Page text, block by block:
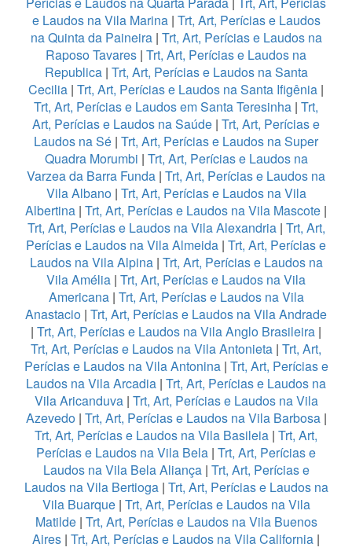
e Laudos na Vila Marina| Trt, Art, Perícias e Laudos
na Quinta da Paineira| Trt, Art, Perícias e Laudos na
Raposo Tavares | Trt, Art, Perícias e Laudos na
Republica| Trt, Art, Perícias e Laudos na Santa
Cecilia | Trt, Art, Perícias e Laudos na Santa Ifigênia |
Trt, Art, Perícias e Laudos em Santa Teresinha | Trt,
Art, Perícias e Laudos na Saúde | Trt, Art, Perícias e
Laudos na Sé | Trt, Art, Perícias e Laudos na Super
Quadra Morumbi | Trt, Art, Perícias e Laudos na
Varzea da Barra Funda | Trt, Art, Perícias e Laudos na
Vila Albano| Trt, Art, Perícias e Laudos na Vila
Albertina | Trt, Art, Perícias e Laudos na Vila Mascote |
Trt, Art, Perícias e Laudos na Vila Alexandria| Trt, Art,
Perícias e Laudos na Vila Almeida | Trt, Art, Perícias e
Laudos na Vila Alpina | Trt, Art, Perícias e Laudos na
Vila Amélia | Trt, Art, Perícias e Laudos na Vila
Americana| Trt, Art, Perícias e Laudos na Vila
Anastacio | Trt, Art, Perícias e Laudos na Vila Andrade
| Trt, Art, Perícias e Laudos na Vila Anglo Brasileira |
Trt, Art, Perícias e Laudos na Vila Antonieta | Trt, Art,
Perícias e Laudos na Vila Antonina| Trt, Art, Perícias e
Laudos na Vila Arcadia | Trt, Art, Perícias e Laudos na
Vila Aricanduva| Trt, Art, Perícias e Laudos na Vila
Azevedo| Trt, Art, Perícias e Laudos na Vila Barbosa|
Trt, Art, Perícias e Laudos na Vila Basileia | Trt, Art,
Perícias e Laudos na Vila Bela | Trt, Art, Perícias e
Laudos na Vila Bela Aliança| Trt, Art, Perícias e
Laudos na Vila Bertioga| Trt, Art, Perícias e Laudos na
Vila Buarque| Trt, Art, Perícias e Laudos na Vila
Matilde| Trt, Art, Perícias e Laudos na Vila Buenos
Aires | Trt, Art, Perícias e Laudos na Vila California |